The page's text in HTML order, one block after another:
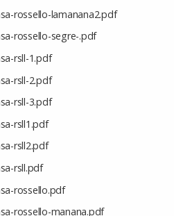
rossello-lamanana2.pdf
rossello-segre-.pdf
rsll-1.pdf
rsll-2.pdf
rsll-3.pdf
rsll1.pdf
rsll2.pdf
rsll.pdf
rossello.pdf
rossello-manana.pdf